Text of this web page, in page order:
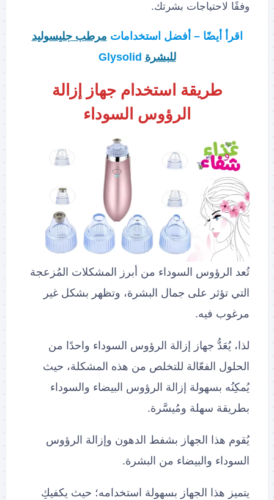
وفقًا لاحتياجات بشرتك.
اقرأ أيضًا – أفضل استخدامات مرطب جليسوليد
للبشرة
طريقة استخدام جهاز إزالة
الرؤوس السوداء
تُعد الرؤوس السوداء من أبرز المشكلات المُزعجة
التي تؤثر على جمال البشرة، وتظهر بشكل غير
مرغوب فيه.
لذا، يُعَدُّ جهاز إزالة الرؤوس السوداء واحدًا من
الحلول الفعّالة للتخلص من هذه المشكلة، حيث
يُمكِنُه بسهولة إزالة الرؤوس البيضاء والسوداء
بطريقة سهلة ومُيسَّرة.
يُقوم هذا الجهاز بشفط الدهون وإزالة الرؤوس
السوداء والبيضاء من البشرة.
يتميز هذا الجهاز بسهولة استخدامه؛ حيث يكفيكِ